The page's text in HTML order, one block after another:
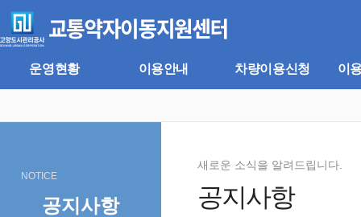
뉴
바
기
바
로
운영현황 이용안내 차량이용신청 이
공지사항
NOTICE
공지사항
새로운 소식을 알려드립니다.